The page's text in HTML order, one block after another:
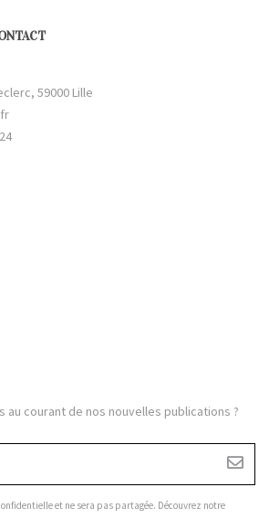
59000 Lille
au courant de nos nouvelles publications ?
et ne sera pas partagée. Découvrez notre